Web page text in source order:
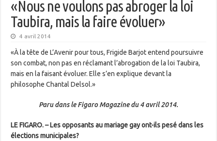
«Nous ne voulons pas abroger la loi
Taubira, mais la faire évoluer»
4 avril 2014
«À la tête de L’Avenir pour tous, Frigide Barjot entend poursuivre
son combat, non pas en réclamant l’abrogation de la loi Taubira,
mais en la faisant évoluer. Elle s’en explique devant la
philosophe Chantal Delsol.»
Paru dans le Figaro Magazine du 4 avril 2014.
LE FIGARO. – Les opposants au mariage gay ont-ils pesé dans les
élections municipales?